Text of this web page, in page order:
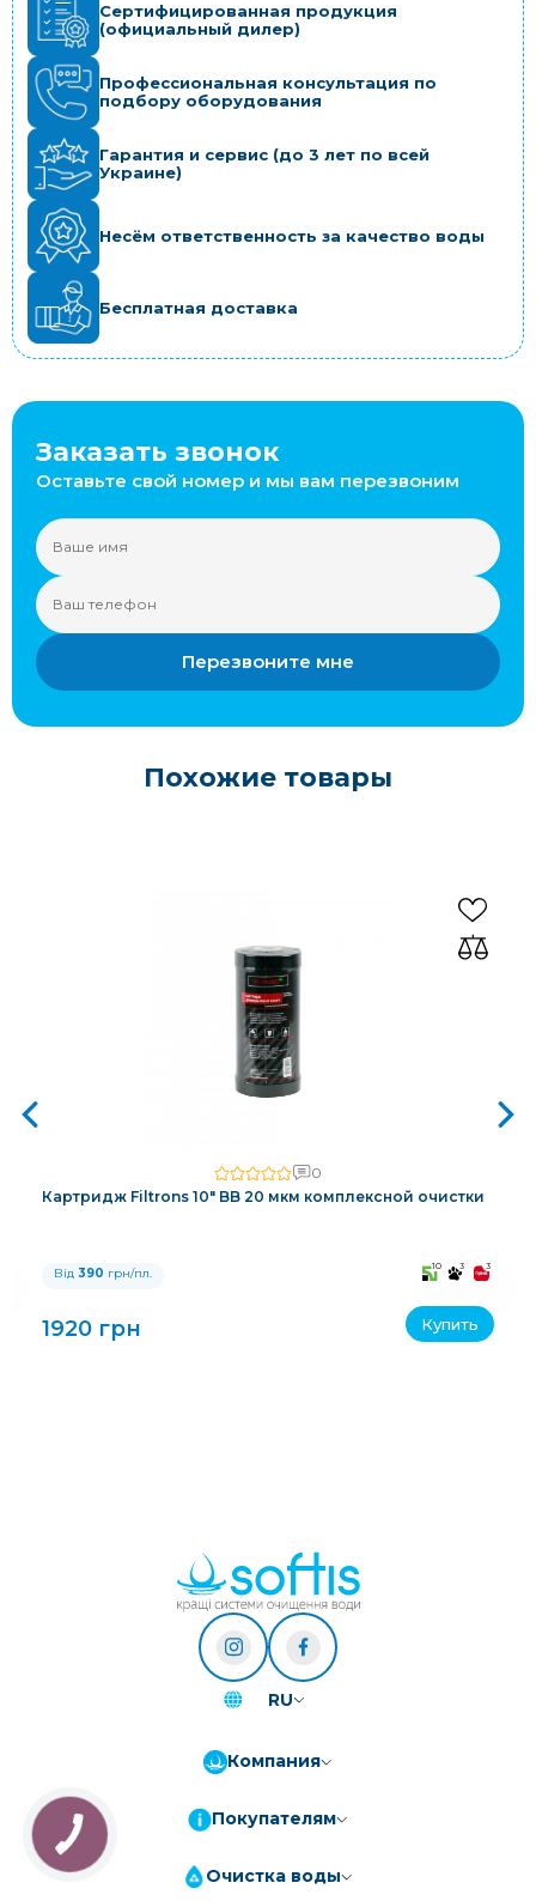
Сертифицированная продукция
(официальный дилер)
Профессиональная консультация по
подбору оборудования
Гарантия и сервис (до 3 лет по всей
Украине)
Несём ответственность за качество воды
Бесплатная доставка
Заказать звонок
Оставьте свой номер и мы вам перезвоним
Перезвоните мне
Похожие товары
0
Картридж Filtrons 10" BB 20 мкм комплексной очистки
Від 390 грн/пл. 10 3 3
1920 грн Купить
RU
Компания
Покупателям
Очистка воды